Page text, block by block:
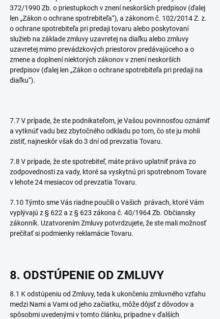
372/1990 Zb. o priestupkoch v znení neskorších predpisov (ďalej
len „Zákon o ochrane spotrebiteľa“), a zákonom č. 102/2014 Z. z.
o ochrane spotrebiteľa pri predaji tovaru alebo poskytovaní
služieb na základe zmluvy uzavretej na diaľku alebo zmluvy
uzavretej mimo prevádzkových priestorov predávajúceho a o
zmene a doplnení niektorých zákonov v znení neskorších
predpisov (ďalej len „Zákon o ochrane spotrebiteľa pri predaji na
diaľku“).
7.7 V prípade, že ste podnikateľom, je Vašou povinnosťou oznámiť
a vytknúť vadu bez zbytočného odkladu po tom, čo ste ju mohli
zistiť, najneskôr však do 3 dní od prevzatia Tovaru.
7.8 V prípade, že ste spotrebiteľ, máte právo uplatniť práva zo
zodpovednosti za vady, ktoré sa vyskytnú pri spotrebnom Tovare
v lehote 24 mesiacov od prevzatia Tovaru.
7.10 Týmto sme Vás riadne poučili o Vašich právach, ktoré Vám
vyplývajú z § 622 a z § 623 zákona č. 40/1964 Zb. Občiansky
zákonník. Uzatvorením Zmluvy potvrdzujete, že ste mali možnosť
prečítať si podmienky reklamácie Tovaru.
8. ODSTÚPENIE OD ZMLUVY
8.1 K odstúpeniu od Zmluvy, teda k ukončeniu zmluvného vzťahu
medzi Nami a Vami od jeho začiatku, môže dôjsť z dôvodov a
spôsobmi uvedenými v tomto článku, prípadne v ďalších